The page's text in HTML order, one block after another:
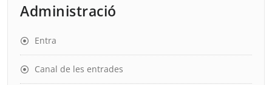
Administració
Entra
Canal de les entrades